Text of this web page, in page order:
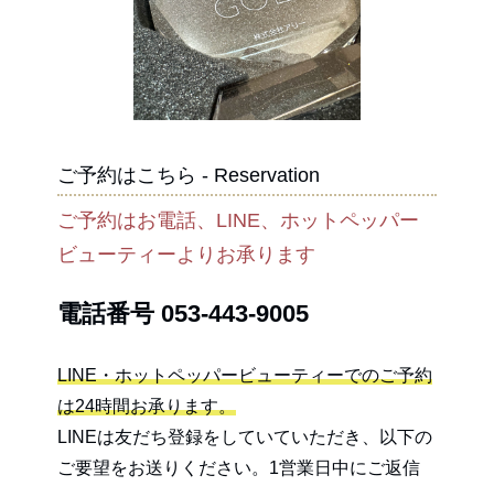
ご予約はこちら - Reservation
ご予約はお電話、LINE、ホットペッパー
ビューティーよりお承ります
電話番号 053-443-9005
LINE・ホットペッパービューティーでのご予約
は24時間お承ります。
LINEは友だち登録をしていていただき、以下の
ご要望をお送りください。1営業日中にご返信